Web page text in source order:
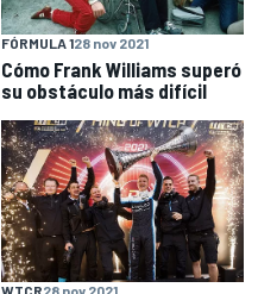
FÓRMULA 128 nov 2021
Cómo Frank Williams superó
su obstáculo más difícil
WTCR28 nov 2021